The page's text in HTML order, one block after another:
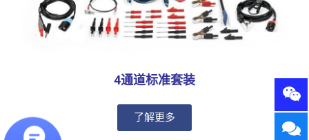
4通道标准套装
了解更多